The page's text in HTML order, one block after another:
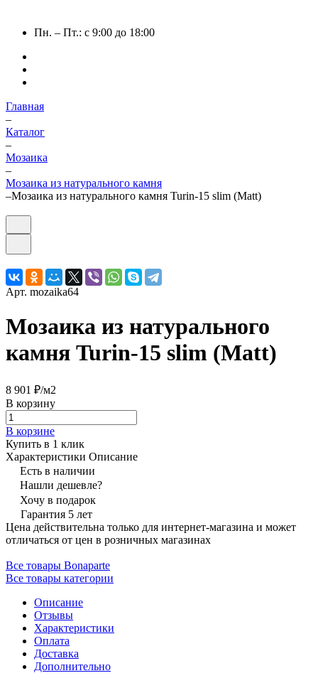
Пн. – Пт.: с 9:00 до 18:00
Главная
–
Каталог
–
Мозаика
–
Мозаика из натурального камня
–Мозаика из натурального камня Turin-15 slim (Matt)
Арт. mozaika64
Мозаика из натурального
камня Turin-15 slim (Matt)
8 901 ₽/м2
В корзину
В корзине
Купить в 1 клик
Характеристики Описание
Есть в наличии
Нашли дешевле?
Хочу в подарок
Гарантия 5 лет
Цена действительна только для интернет-магазина и может
отличаться от цен в розничных магазинах
Все товары Bonaparte
Все товары категории
Описание
Отзывы
Характеристики
Оплата
Доставка
Дополнительно